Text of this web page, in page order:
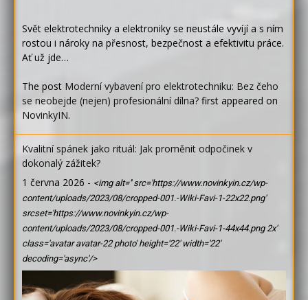
Svět elektrotechniky a elektroniky se neustále vyvíjí a s ním
rostou i nároky na přesnost, bezpečnost a efektivitu práce.
Ať už jde…
The post Moderní vybavení pro elektrotechniku: Bez čeho
se neobejde (nejen) profesionální dílna? first appeared on
NovinkyIN.
Kvalitní spánek jako rituál: Jak proměnit odpočinek v
dokonalý zážitek?
1 června 2026 - <img alt='' src='https://www.novinkyin.cz/wp-
content/uploads/2023/08/cropped-001.-Wiki-Favi-1-22x22.png'
srcset='https://www.novinkyin.cz/wp-
content/uploads/2023/08/cropped-001.-Wiki-Favi-1-44x44.png 2x'
class='avatar avatar-22 photo' height='22' width='22'
decoding='async'/>